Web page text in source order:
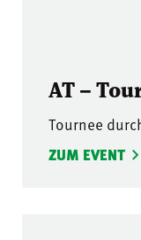
AT –
Tournee
ZUM EVENT